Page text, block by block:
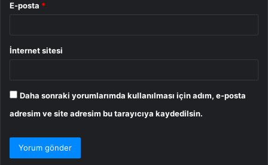
E-posta *
İnternet sitesi
Daha sonraki yorumlarımda kullanılması için adım, e-posta
adresim ve site adresim bu tarayıcıya kaydedilsin.